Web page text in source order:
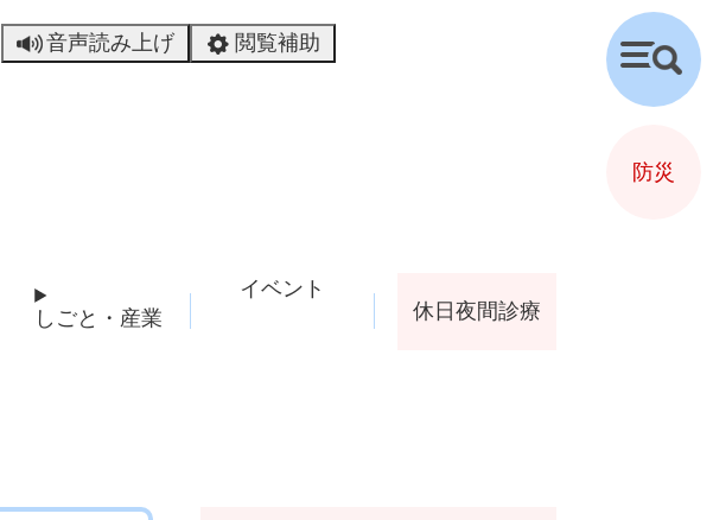
音声読み上げ 閲覧補助
しごと・産業
イベント
休日夜間診療
検
索
防災